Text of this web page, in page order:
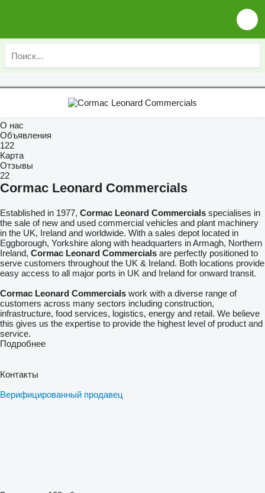
О нас
Объявления
122
Карта
Отзывы
22
Cormac Leonard Commercials
Established in 1977, Cormac Leonard Commercials specialises in
the sale of new and used commercial vehicles and plant machinery
in the UK, Ireland and worldwide. With a sales depot located in
Eggborough, Yorkshire along with headquarters in Armagh, Northern
Ireland, Cormac Leonard Commercials are perfectly positioned to
serve customers throughout the UK & Ireland. Both locations provide
easy access to all major ports in UK and Ireland for onward transit.
Cormac Leonard Commercials work with a diverse range of
customers across many sectors including construction,
infrastructure, food services, logistics, energy and retail. We believe
this gives us the expertise to provide the highest level of product and
service.
Подробнее
Контакты
Верифицированный продавец